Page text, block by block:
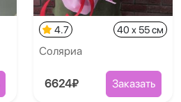
4.7 40 x 55 см
Соляриа
6624₽ Заказать